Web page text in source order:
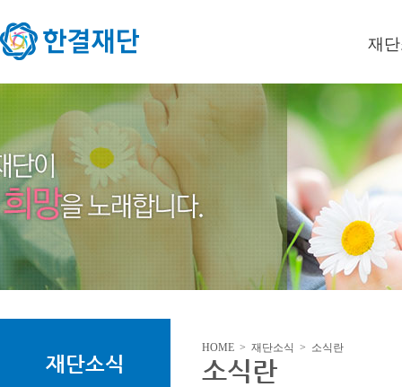
재
이사
미션/
연혁
재단소식
HOME > 재단소식 > 소식란
소식란